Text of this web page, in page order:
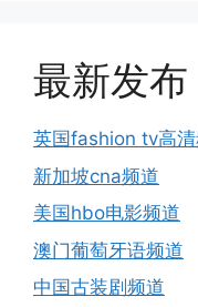
最新发布
英国fashion tv高清
新加坡cna频道
美国hbo电影频道
澳门葡萄牙语频道
中国古装剧频道